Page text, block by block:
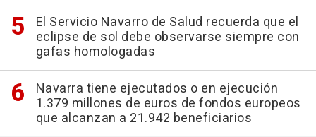
El Servicio Navarro de Salud recuerda que el
eclipse de sol debe observarse siempre con
gafas homologadas
Navarra tiene ejecutados o en ejecución
1.379 millones de euros de fondos europeos
que alcanzan a 21.942 beneficiarios